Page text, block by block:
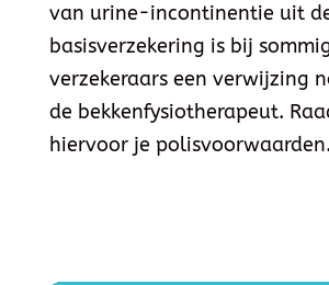
van urine-incontinentie uit
basisverzekering is bij
verzekeraars een verwijzing
de bekkenfysiotherapeut.
hiervoor je polisvoorwaarden.